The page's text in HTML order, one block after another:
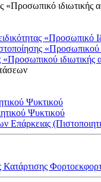
«Προσωπικό ιδιωτικής
«Προσωπικό
«Προσωπικού
«Προσωπικού
Ψυκτικού
Ψυκτικού
Κατάρτισης